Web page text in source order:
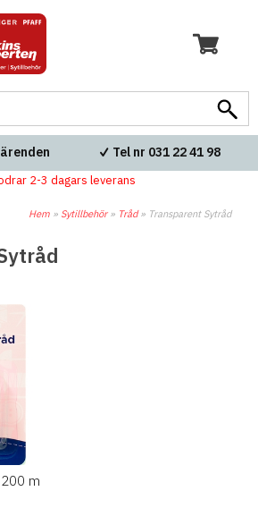
Tel nr 031 22 41 98
2-3 dagars leverans
Hem » Sytillbehör» Tråd» Transparent Sytråd
m